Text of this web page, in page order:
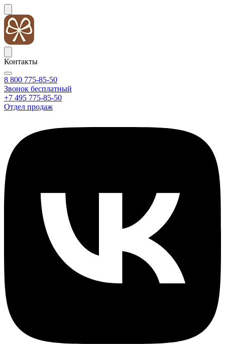
Контакты
8 800 775-85-50
Звонок бесплатный
+7 495 775-85-50
Отдел продаж